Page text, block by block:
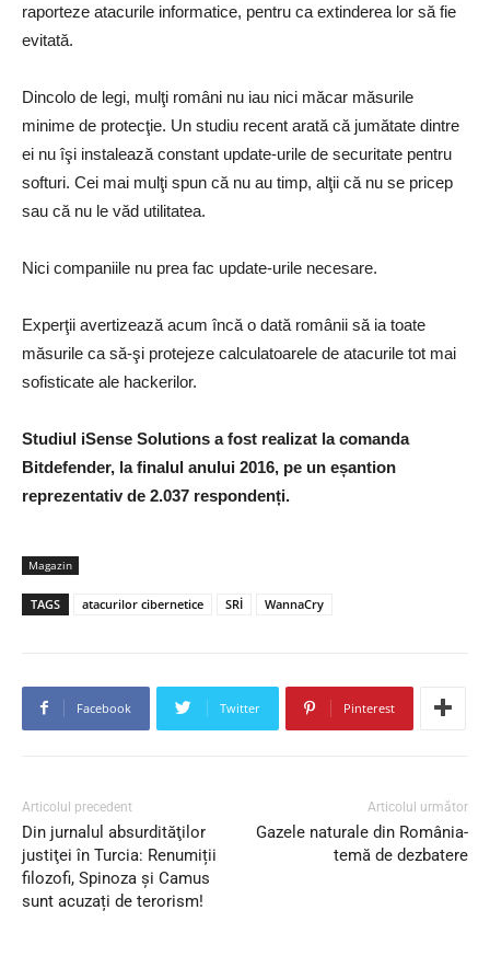
raporteze atacurile informatice, pentru ca extinderea lor să fie
evitată.
Dincolo de legi, mulţi români nu iau nici măcar măsurile
minime de protecţie. Un studiu recent arată că jumătate dintre
ei nu îşi instalează constant update-urile de securitate pentru
softuri. Cei mai mulţi spun că nu au timp, alţii că nu se pricep
sau că nu le văd utilitatea.
Nici companiile nu prea fac update-urile necesare.
Experţii avertizează acum încă o dată românii să ia toate
măsurile ca să-şi protejeze calculatoarele de atacurile tot mai
sofisticate ale hackerilor.
Studiul iSense Solutions a fost realizat la comanda
Bitdefender, la finalul anului 2016, pe un eșantion
reprezentativ de 2.037 respondenți.
Magazin
TAGS atacurilor cibernetice SRİ WannaCry
Facebook Twitter Pinterest
Articolul precedent
Din jurnalul absurdităţilor
justiţei în Turcia: Renumiții
filozofi, Spinoza și Camus
sunt acuzați de terorism!
Articolul următor
Gazele naturale din România-
temă de dezbatere